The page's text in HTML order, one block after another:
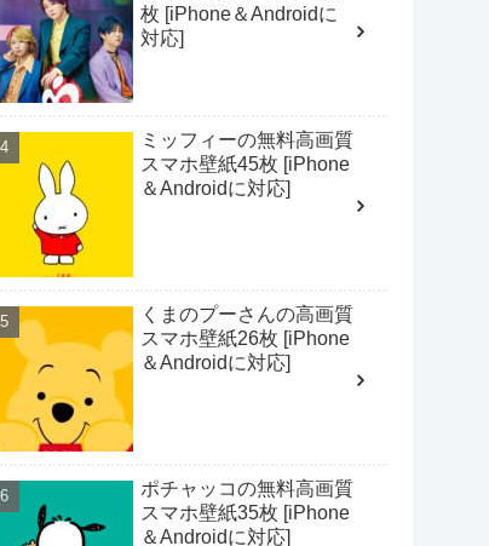
枚 [iPhone＆Androidに
対応]
ミッフィーの無料高画質
スマホ壁紙45枚 [iPhone
＆Androidに対応]
くまのプーさんの高画質
スマホ壁紙26枚 [iPhone
＆Androidに対応]
ポチャッコの無料高画質
スマホ壁紙35枚 [iPhone
＆Androidに対応]